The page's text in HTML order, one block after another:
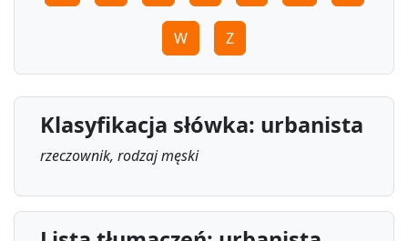
W Z
Klasyfikacja słówka: urbanista
rzeczownik, rodzaj męski